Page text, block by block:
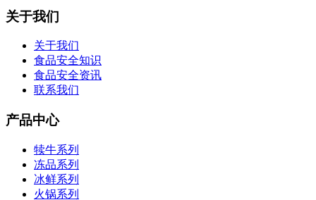
关于我们
关于我们
食品安全知识
食品安全资讯
联系我们
产品中心
犊牛系列
冻品系列
冰鲜系列
火锅系列